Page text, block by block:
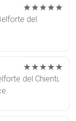
★★★★★
del
★★★★★
del Chienti,